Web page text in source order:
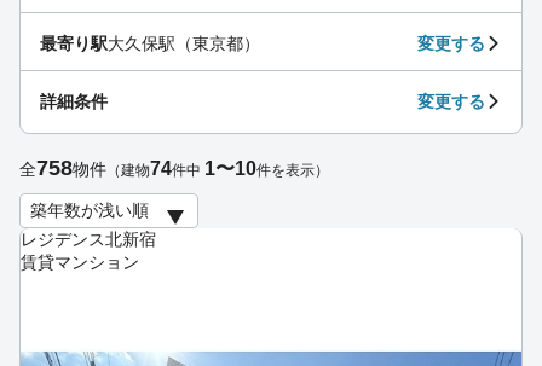
レジデンス北新宿
賃貸マンション
最寄り駅大久保駅（東京都） 変更する
詳細条件 変更する
全758物件 （建物74件中 1〜10件を表示）